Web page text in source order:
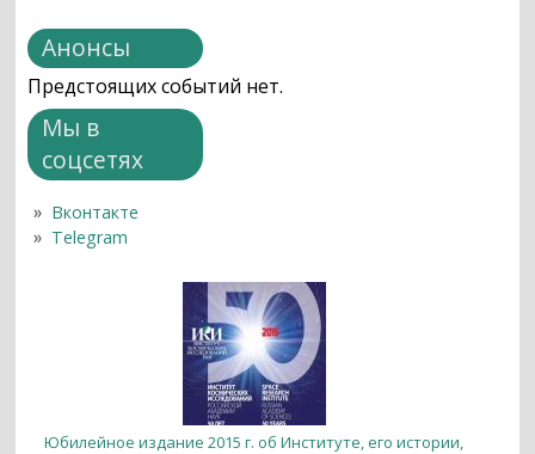
Анонсы
Предстоящих событий нет.
Мы в
соцсетях
Вконтакте
Telegram
Юбилейное издание 2015 г. об Институте, его истории,